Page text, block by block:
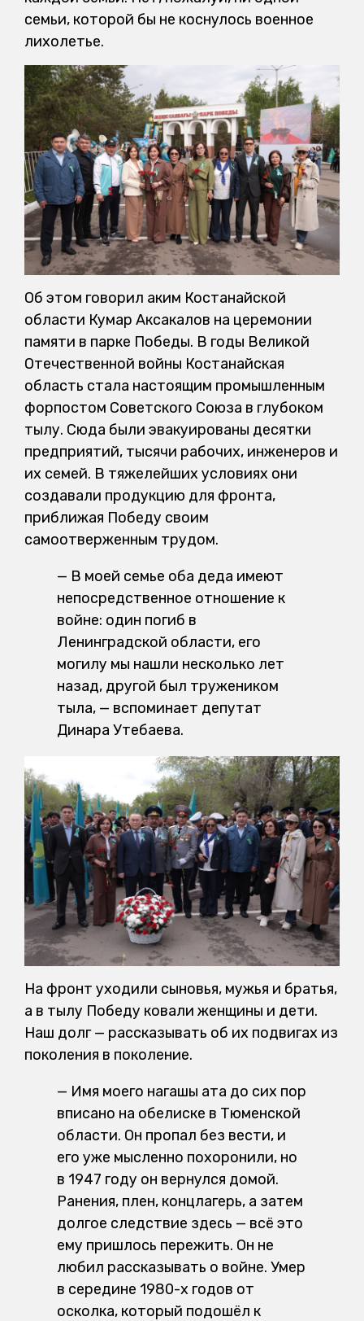
семьи, которой бы не коснулось военное
лихолетье.
Об этом говорил аким Костанайской
области Кумар Аксакалов на церемонии
памяти в парке Победы. В годы Великой
Отечественной войны Костанайская
область стала настоящим промышленным
форпостом Советского Союза в глубоком
тылу. Сюда были эвакуированы десятки
предприятий, тысячи рабочих, инженеров и
их семей. В тяжелейших условиях они
создавали продукцию для фронта,
приближая Победу своим
самоотверженным трудом.
— В моей семье оба деда имеют
непосредственное отношение к
войне: один погиб в
Ленинградской области, его
могилу мы нашли несколько лет
назад, другой был тружеником
тыла, — вспоминает депутат
Динара Утебаева.
На фронт уходили сыновья, мужья и братья,
а в тылу Победу ковали женщины и дети.
Наш долг — рассказывать об их подвигах из
поколения в поколение.
— Имя моего нагашы ата до сих пор
вписано на обелиске в Тюменской
области. Он пропал без вести, и
его уже мысленно похоронили, но
в 1947 году он вернулся домой.
Ранения, плен, концлагерь, а затем
долгое следствие здесь — всё это
ему пришлось пережить. Он не
любил рассказывать о войне. Умер
в середине 1980-х годов от
осколка, который подошёл к